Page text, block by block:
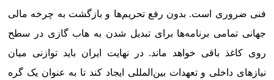
فنی ضروری است. بدون رفع تحریم‌ها و بازگشت به چرخه مالی
جهانی تمامی برنامه‌ها برای تبدیل شدن به هاب گازی در سطح
روی کاغذ باقی خواهد ماند. در نهایت ایران باید توازنی میان
نیازهای داخلی و تعهدات بین‌المللی ایجاد کند تا به عنوان یک گره